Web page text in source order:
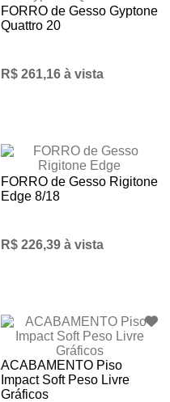
FORRO de Gesso Gyptone
Quattro 20
R$ 261,16 à vista
FORRO de Gesso Rigitone
Edge 8/18
R$ 226,39 à vista
ACABAMENTO Piso
Impact Soft Peso Livre
Gráficos